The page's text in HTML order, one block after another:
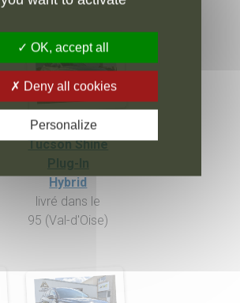
Hyundai
Tucson Shine
Plug-In
Hybrid
livré dans le
95 (Val-d'Oise)
OK, accept all
Deny all cookies
Personalize